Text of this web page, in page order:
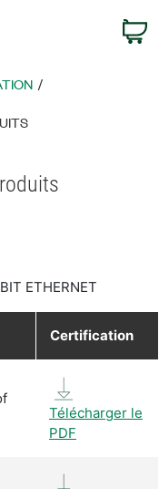
ETHERNET
Certification
Télécharger le
PDF